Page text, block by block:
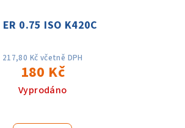
16 ER 0.75 ISO K420C
217,80 Kč včetně DPH
180 Kč
Vyprodáno